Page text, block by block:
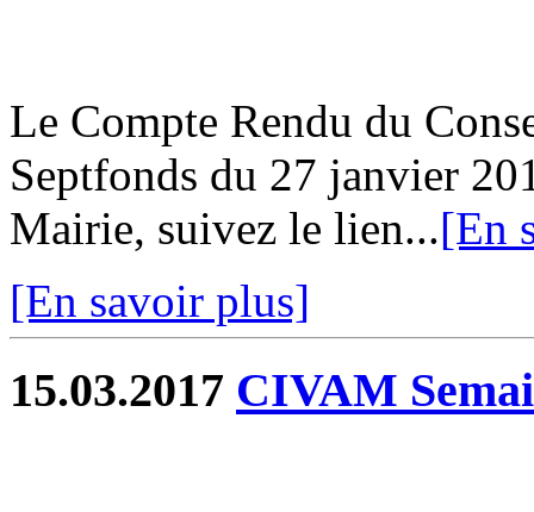
Le Compte Rendu du
Septfonds du 27 janvier
Mairie, suivez le lien...[En
[En savoir plus]
15.03.2017 CIVAM